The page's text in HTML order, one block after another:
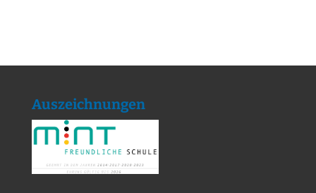
Auszeichnungen